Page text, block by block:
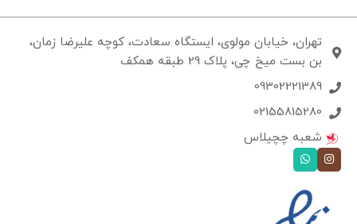
تهران، خیابان مولوی، ایستگاه سعادت، کوچه علیرضا زمان،
بن بست میخ چی، پلاک 29 طبقه همکف
09302221389
02155815280
شعبه چچیلاس